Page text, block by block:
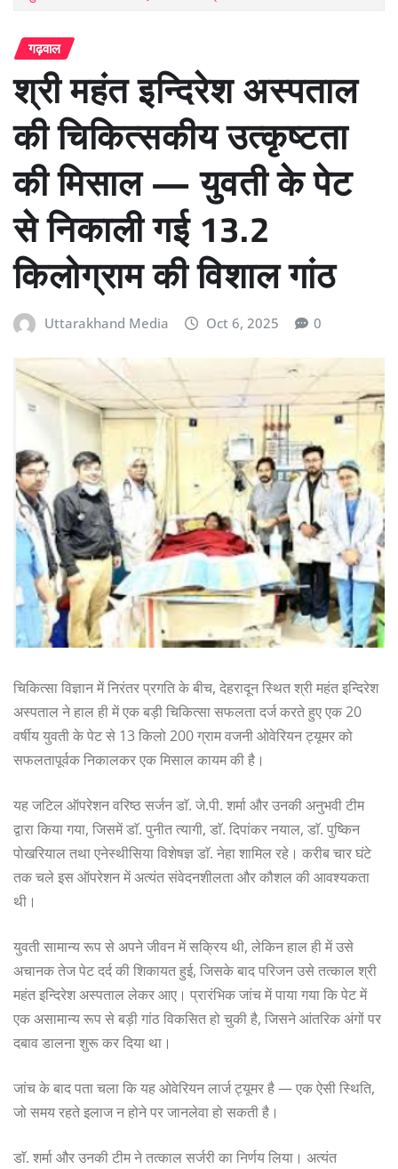
गढ़वाल
श्री महंत इन्दिरेश अस्पताल
की चिकित्सकीय उत्कृष्टता
की मिसाल — युवती के पेट
से निकाली गई 13.2
किलोग्राम की विशाल गांठ
Uttarakhand Media Oct 6, 2025 0
चिकित्सा विज्ञान में निरंतर प्रगति के बीच, देहरादून स्थित श्री महंत इन्दिरेश
अस्पताल ने हाल ही में एक बड़ी चिकित्सा सफलता दर्ज करते हुए एक 20
वर्षीय युवती के पेट से 13 किलो 200 ग्राम वजनी ओवेरियन ट्यूमर को
सफलतापूर्वक निकालकर एक मिसाल कायम की है।
यह जटिल ऑपरेशन वरिष्ठ सर्जन डाॅ. जे.पी. शर्मा और उनकी अनुभवी टीम
द्वारा किया गया, जिसमें डाॅ. पुनीत त्यागी, डाॅ. दिपांकर नयाल, डाॅ. पुष्किन
पोखरियाल तथा एनेस्थीसिया विशेषज्ञ डाॅ. नेहा शामिल रहे। करीब चार घंटे
तक चले इस ऑपरेशन में अत्यंत संवेदनशीलता और कौशल की आवश्यकता
थी।
युवती सामान्य रूप से अपने जीवन में सक्रिय थी, लेकिन हाल ही में उसे
अचानक तेज पेट दर्द की शिकायत हुई, जिसके बाद परिजन उसे तत्काल श्री
महंत इन्दिरेश अस्पताल लेकर आए। प्रारंभिक जांच में पाया गया कि पेट में
एक असामान्य रूप से बड़ी गांठ विकसित हो चुकी है, जिसने आंतरिक अंगों पर
दबाव डालना शुरू कर दिया था।
जांच के बाद पता चला कि यह ओवेरियन लार्ज ट्यूमर है — एक ऐसी स्थिति,
जो समय रहते इलाज न होने पर जानलेवा हो सकती है।
डाॅ. शर्मा और उनकी टीम ने तत्काल सर्जरी का निर्णय लिया। अत्यंत